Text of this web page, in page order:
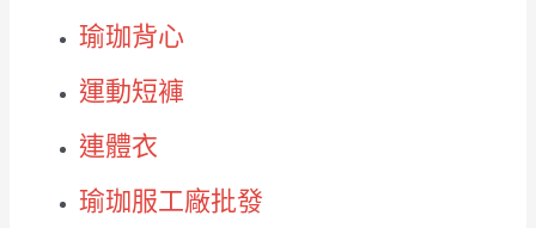
瑜珈背心
運動短褲
連體衣
瑜珈服工廠批發